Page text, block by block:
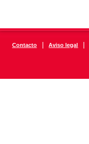
Contacto | Aviso legal |